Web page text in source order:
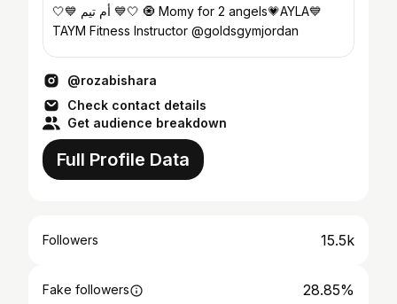
🤍💙 أم تيم 💙🤍 🧿 Momy for 2 angels💗AYLA💙
TAYM Fitness Instructor @goldsgymjordan
@rozabishara
Check contact details
Get audience breakdown
Full Profile Data
Followers 15.5k
Fake followers 28.85%